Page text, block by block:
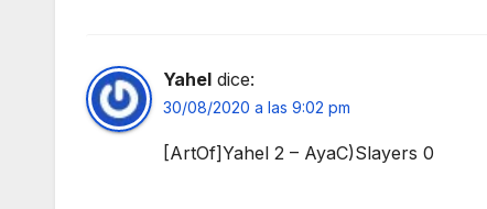
Yahel dice:
30/08/2020 a las 9:02 pm
[ArtOf]Yahel 2 – AyaC)Slayers 0